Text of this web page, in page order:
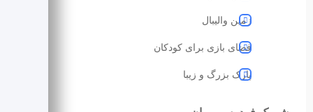
زمین والیبال
فضای بازی برای کودکان
پارک بزرگ و زیبا